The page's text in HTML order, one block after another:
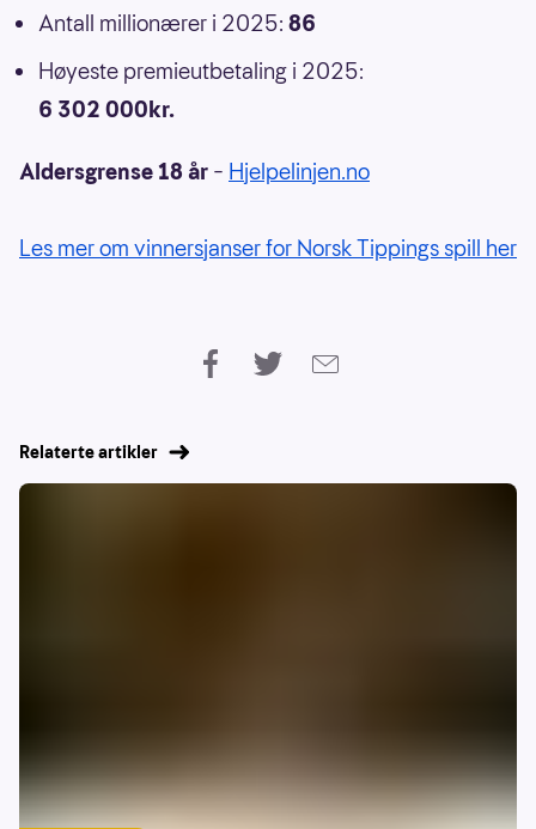
Antall millionærer i 2025: 86
Høyeste premieutbetaling i 2025:
6 302 000kr.
Aldersgrense 18 år – Hjelpelinjen.no
Les mer om vinnersjanser for Norsk Tippings spill her
Relaterte artikler